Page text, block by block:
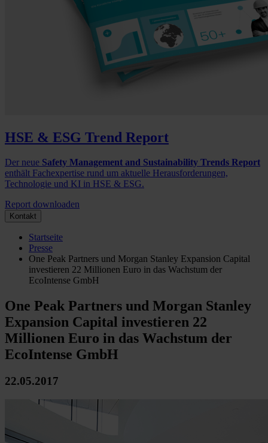
HSE & ESG Trend Report
Der neue Safety Management and Sustainability Trends Report
enthält Fachexpertise rund um aktuelle Herausforderungen,
Technologie und KI in HSE & ESG.
Report downloaden
Kontakt
Startseite
Presse
One Peak Partners und Morgan Stanley Expansion Capital
investieren 22 Millionen Euro in das Wachstum der
EcoIntense GmbH
One Peak Partners und Morgan Stanley
Expansion Capital investieren 22
Millionen Euro in das Wachstum der
EcoIntense GmbH
22.05.2017